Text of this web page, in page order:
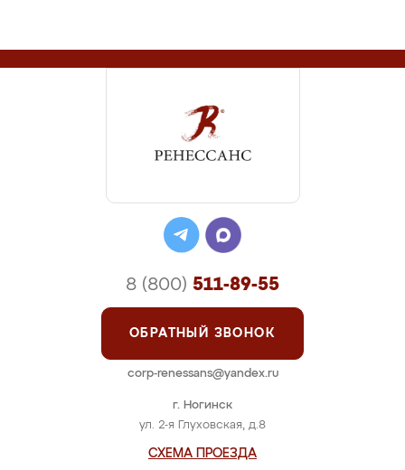
г. Ногинск
ул. 2-я Глуховская, д.8
СХЕМА ПРОЕЗДА
8 (800) 511-89-55
ОБРАТНЫЙ ЗВОНОК
corp-renessans@yandex.ru